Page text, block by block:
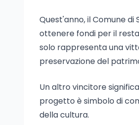
Quest'anno, il Comune
ottenere fondi per il
solo rappresenta una
preservazione del
Un altro vincitore
progetto è simbolo di
della cultura.